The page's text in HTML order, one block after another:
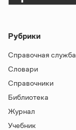
Рубрики
Справочная служба
Словари
Справочники
Библиотека
Журнал
Учебник